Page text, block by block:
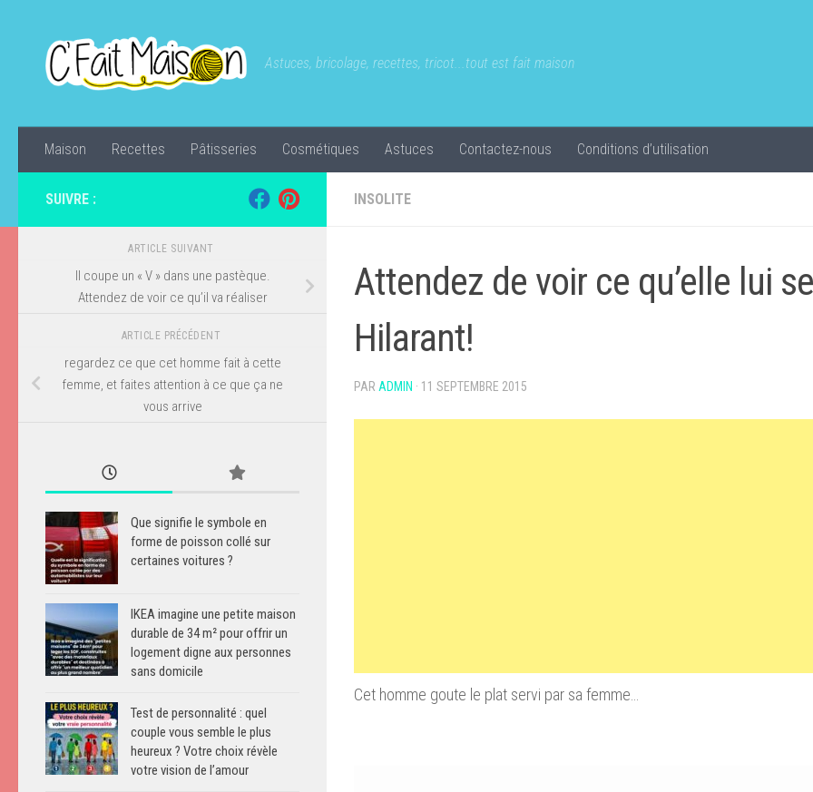
Astuces, bricolage, recettes, tricot...tout est fait maison
Maison Recettes Pâtisseries Cosmétiques Astuces Contactez-nous Conditions d’utilisation
INSOLITE
Attendez de voir ce qu’elle lui
Hilarant!
PAR ADMIN · 11 SEPTEMBRE 2015
Cet homme goute le plat servi par sa femme…
SUIVRE :
ARTICLE SUIVANT
Il coupe un « V » dans une pastèque.
Attendez de voir ce qu’il va réaliser
ARTICLE PRÉCÉDENT
regardez ce que cet homme fait à cette
femme, et faites attention à ce que ça ne
vous arrive
Que signifie le symbole en
forme de poisson collé sur
certaines voitures ?
IKEA imagine une petite maison
durable de 34 m² pour offrir un
logement digne aux personnes
sans domicile
Test de personnalité : quel
couple vous semble le plus
heureux ? Votre choix révèle
votre vision de l’amour